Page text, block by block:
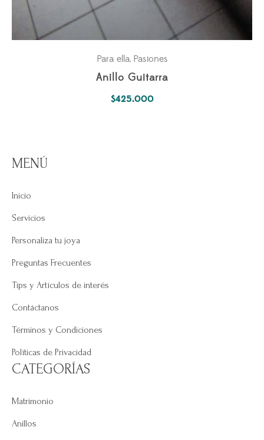
Para ella, Pasiones
Anillo Guitarra
$425.000
MENÚ
Inicio
Servicios
Personaliza tu joya
Preguntas Frecuentes
Tips y Artículos de interés
Contáctanos
Términos y Condiciones
Políticas de Privacidad
CATEGORÍAS
Matrimonio
Anillos